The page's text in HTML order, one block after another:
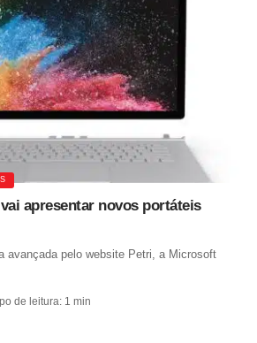
apresentar novos portáteis
avançada pelo website Petri, a Microsoft
de leitura: 1 min